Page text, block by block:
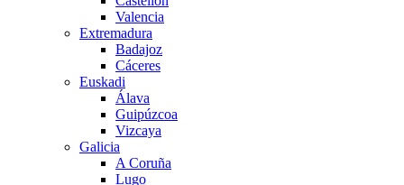
Valencia
Extremadura
Badajoz
Cáceres
Euskadi
Álava
Guipúzcoa
Vizcaya
Galicia
A Coruña
Lugo